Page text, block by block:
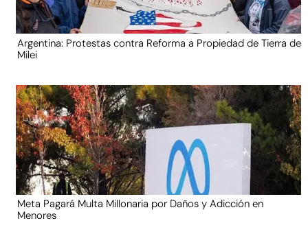
Argentina: Protestas contra Reforma a Propiedad de Tierra de
Milei
Meta Pagará Multa Millonaria por Daños y Adicción en
Menores